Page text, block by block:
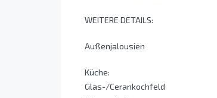
WEITERE DETAILS:
Außenjalousien
Küche:
Glas-/Cerankochfeld